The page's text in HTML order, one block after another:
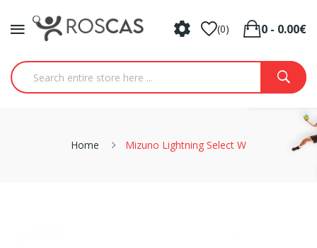
(0) 0 - 0.00€
Home Mizuno Lightning Select W